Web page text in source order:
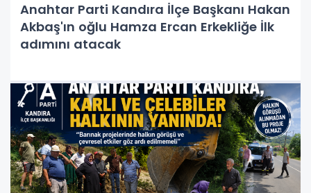
Anahtar Parti Kandıra İlçe Başkanı Hakan
Akbaş'ın oğlu Hamza Ercan Erkekliğe İlk
adımını atacak